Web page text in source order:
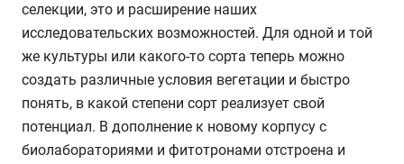
селекции, это и расширение наших
исследовательских возможностей. Для одной и той
же культуры или какого-то сорта теперь можно
создать различные условия вегетации и быстро
понять, в какой степени сорт реализует свой
потенциал. В дополнение к новому корпусу с
биолабораториями и фитотронами отстроена и